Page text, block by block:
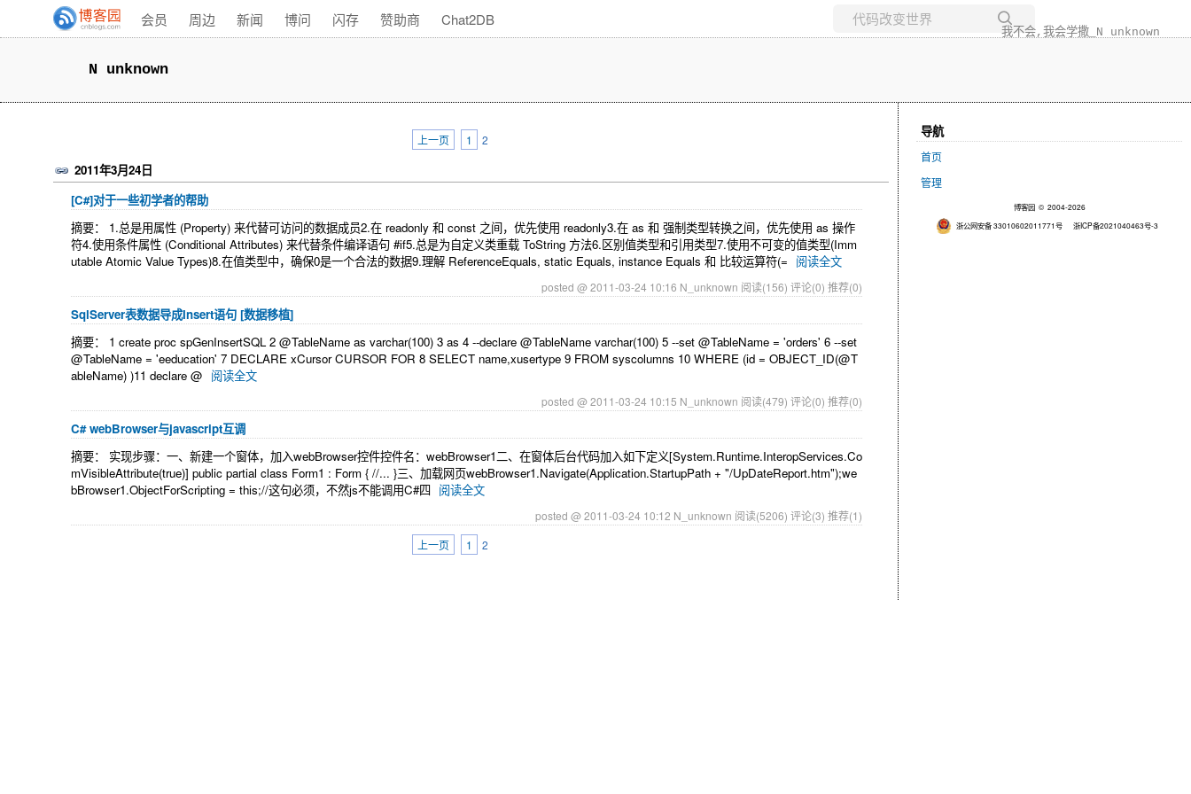
会员 周边 新闻 博问 闪存 赞助商 Chat2DB
N unknown
我不会,我会学撒_N unknown
上一页 1 2
2011年3月24日
[C#]对于一些初学者的帮助
摘要： 1.总是用属性 (Property) 来代替可访问的数据成员2.在 readonly 和 const 之间，优先使用 readonly3.在 as 和 强制类型转换之间，优先使用 as 操作
符4.使用条件属性 (Conditional Attributes) 来代替条件编译语句 #if5.总是为自定义类重载 ToString 方法6.区别值类型和引用类型7.使用不可变的值类型(Imm
utable Atomic Value Types)8.在值类型中，确保0是一个合法的数据9.理解 ReferenceEquals, static Equals, instance Equals 和 比较运算符(= 阅读全文
posted @ 2011-03-24 10:16 N_unknown 阅读(156) 评论(0) 推荐(0)
SqlServer表数据导成Insert语句 [数据移植]
摘要： 1 create proc spGenInsertSQL 2 @TableName as varchar(100) 3 as 4 --declare @TableName varchar(100) 5 --set @TableName = 'orders' 6 --set
@TableName = 'eeducation' 7 DECLARE xCursor CURSOR FOR 8 SELECT name,xusertype 9 FROM syscolumns 10 WHERE (id = OBJECT_ID(@T
ableName) )11 declare @ 阅读全文
posted @ 2011-03-24 10:15 N_unknown 阅读(479) 评论(0) 推荐(0)
C# webBrowser与javascript互调
摘要： 实现步骤：一、新建一个窗体，加入webBrowser控件控件名：webBrowser1二、在窗体后台代码加入如下定义[System.Runtime.InteropServices.Co
mVisibleAttribute(true)] public partial class Form1 : Form { //... }三、加载网页webBrowser1.Navigate(Application.StartupPath + "/UpDateReport.htm");we
bBrowser1.ObjectForScripting = this;//这句必须，不然js不能调用C#四 阅读全文
posted @ 2011-03-24 10:12 N_unknown 阅读(5206) 评论(3) 推荐(1)
上一页
1 2
导航
首页
管理
博客园© 2004-2026
浙公网安备 33010602011771号
浙ICP备2021040463号-3